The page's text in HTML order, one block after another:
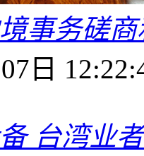
事务磋
日
台湾业